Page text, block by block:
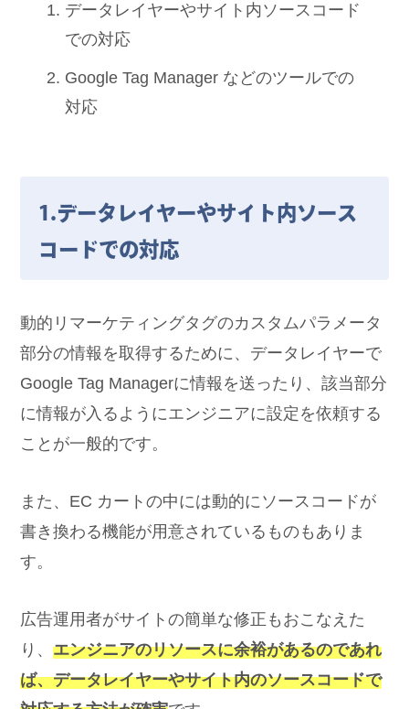
データレイヤーやサイト内ソースコード
での対応
Google Tag Manager などのツールでの
対応
1.データレイヤーやサイト内ソース
コードでの対応
動的リマーケティングタグのカスタムパラメータ
部分の情報を取得するために、データレイヤーで
Google Tag Managerに情報を送ったり、該当部分
に情報が入るようにエンジニアに設定を依頼する
ことが一般的です。
また、EC カートの中には動的にソースコードが
書き換わる機能が用意されているものもありま
す。
広告運用者がサイトの簡単な修正もおこなえた
り、エンジニアのリソースに余裕があるのであれ
ば、データレイヤーやサイト内のソースコードで